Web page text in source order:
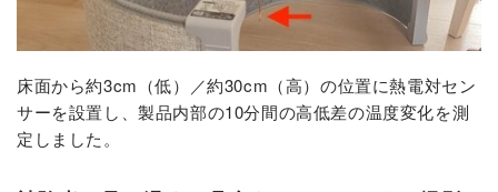
床面から約3cm（低）／約30cm（高）の位置に熱電対セン
サーを設置し、製品内部の10分間の高低差の温度変化を測
定しました。